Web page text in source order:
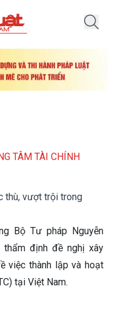
TÂM TÀI CHÍNH
thù, vượt trội trong
Bộ Tư pháp Nguyễn
định đề nghị xây
việc thành lập và hoạt
tại Việt Nam.